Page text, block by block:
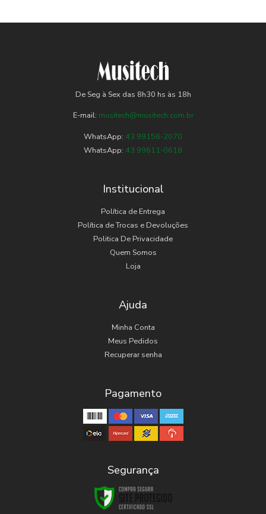
De Seg à Sex das 8h30 hs às 18h
E-mail: musitech@musitech.com.br
WhatsApp: 43 99156-2070
WhatsApp: 43 99611-0618
Institucional
Política de Entrega
Política de Trocas e Devoluções
Politica De Privacidade
Quem Somos
Loja
Ajuda
Minha Conta
Meus Pedidos
Recuperar senha
Pagamento
Segurança